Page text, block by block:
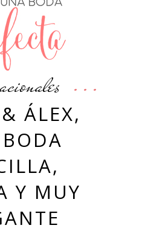
ÁLEX,
Y MUY